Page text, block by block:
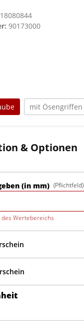
90173000
mit Ösengriffen
& Optionen
(in mm) (Pflichtfeld)
des Wertebereichs